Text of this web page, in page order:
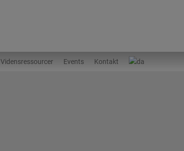
Vidensressourcer Events Kontakt